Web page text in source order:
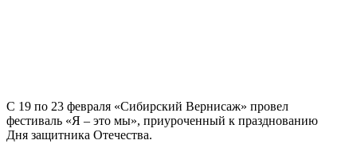
С 19 по 23 февраля «Сибирский Вернисаж» провел
фестиваль «Я – это мы», приуроченный к празднованию
Дня защитника Отечества.